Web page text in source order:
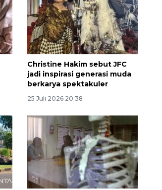
Christine Hakim sebut JFC
jadi inspirasi generasi muda
berkarya spektakuler
25 Juli 2026 20:38